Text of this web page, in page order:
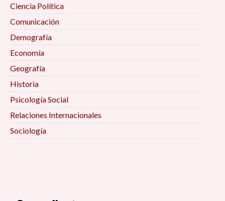
Ciencia Política
Comunicación
Demografía
Economía
Geografía
Historia
Psicología Social
Relaciones Internacionales
Sociología